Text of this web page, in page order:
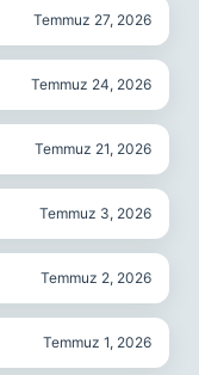
Temmuz 27, 2026
Temmuz 24, 2026
Temmuz 21, 2026
Temmuz 3, 2026
Temmuz 2, 2026
Temmuz 1, 2026